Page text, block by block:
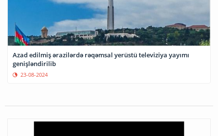
Azad edilmiş ərazilərdə rəqəmsal yerüstü televiziya yayımı
genişləndirilib
23-08-2024